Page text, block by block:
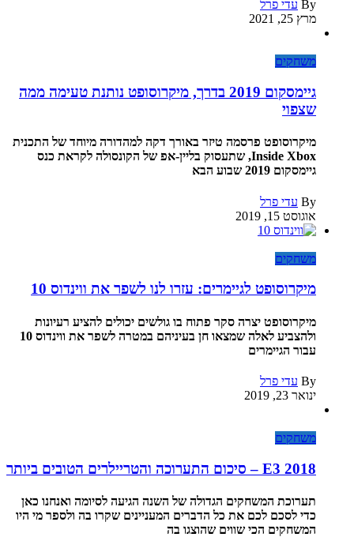
By עדי פרל
מרץ 25, 2021
משחקים
גיימסקום 2019 בדרך, מיקרוסופט נותנת טעימה ממה
שצפוי
מיקרוסופט פרסמה טיזר באורך דקה למהדורה מיוחד של התכנית
Inside Xbox, שתעסוק בליין-אפ של הקונסולה לקראת כנס
גיימסקום 2019 שבוע הבא
By עדי פרל
אוגוסט 15, 2019
משחקים
מיקרוסופט לגיימרים: עזרו לנו לשפר את ווינדוס 10
מיקרוסופט יצרה סקר פתוח בו גולשים יכולים להציע רעיונות
ולהצביע לאלה שמצאו חן בעיניהם במטרה לשפר את ווינדוס 10
עבור הגיימרים
By עדי פרל
ינואר 23, 2019
משחקים
E3 2018 – סיכום התערוכה והטריילרים הטובים ביותר
תערוכת המשחקים הגדולה של השנה הגיעה לסיומה ואנחנו כאן
כדי לסכם לכם את כל הדברים המעניינים שקרו בה ולספר מי היו
המשחקים הכי שווים שהוצגו בה